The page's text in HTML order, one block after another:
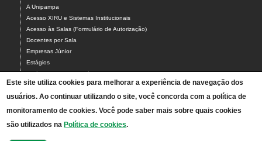
A Unipampa
Acesso XIRU e Sistemas Institucionais
Acesso às Salas (Formulário de Autorização)
Docentes por Sala
Empresas Júnior
Estágios
Estágios Campus Bagé
Organograma do Campus Bagé
Programa PARCEIROS DO CAMPUS BAGÉ
Solicitação de Intérprete de Libras
Este site utiliza cookies para melhorar a experiência de navegação dos
usuários. Ao continuar utilizando o site, você concorda com a política de
monitoramento de cookies. Você pode saber mais sobre quais cookies
são utilizados na Política de cookies.